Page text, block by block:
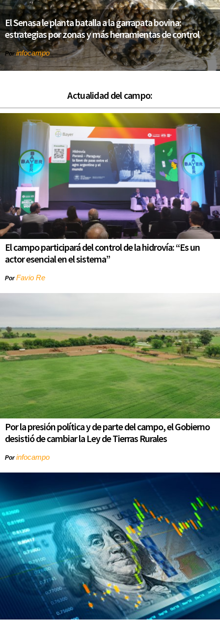
El Senasa le planta batalla a la garrapata bovina:
estrategias por zonas y más herramientas de control
Porinfocampo
Actualidad del campo:
El campo participará del control de la hidrovía: “Es un
actor esencial en el sistema”
PorFavio Re
Por la presión política y de parte del campo, el Gobierno
desistió de cambiar la Ley de Tierras Rurales
Porinfocampo